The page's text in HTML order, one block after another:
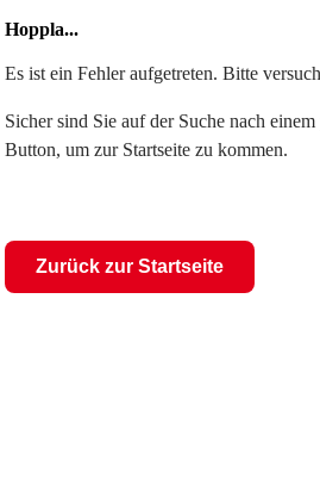
Hoppla...
Es ist ein Fehler aufgetreten. Bitte
Sicher sind Sie auf der Suche nach
Button, um zur Startseite zu kommen.
Zurück zur Startseite